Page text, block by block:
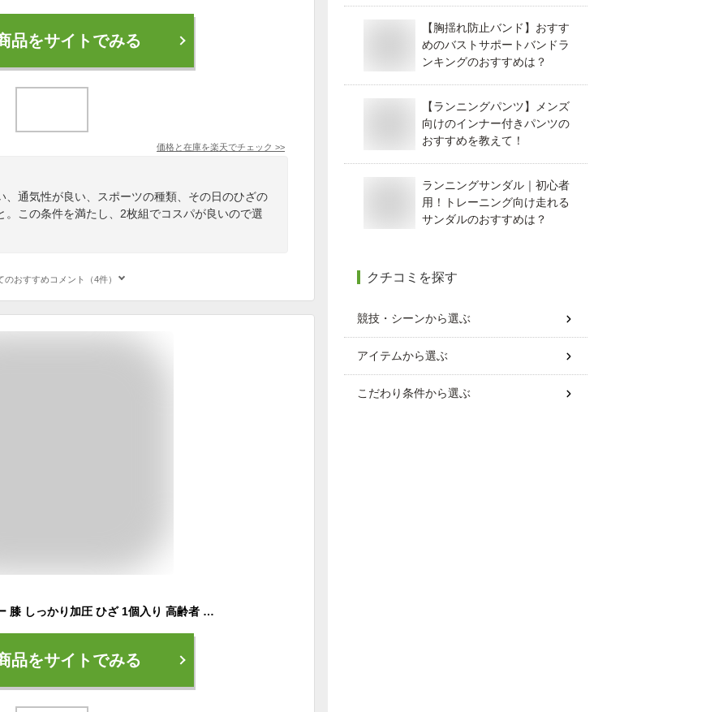
品をサイトでみる
価格と在庫を楽天でチェック >>
、通気性が良い、スポーツの種類、その日のひざの
。この条件を満たし、2枚組でコスパが良いので選
のおすすめコメント（4件）
バンテリン サポーター 膝 しっかり加圧 ひざ 1個入り 高齢者 女性用 男性用 登山 スポーツ M／L 大きいサイズ 膝サポーター バネ 薄手 膝あて 膝当て 左右兼用 おすすめ ブラック 予防 コーワ 医療用 でも使われる安心の 日本製 敬老の日
品をサイトでみる
【胸揺れ防止バンド】おすす
めのバストサポートバンドラ
ンキングのおすすめは？
【ランニングパンツ】メンズ
向けのインナー付きパンツの
おすすめを教えて！
ランニングサンダル｜初心者
用！トレーニング向け走れる
サンダルのおすすめは？
クチコミを探す
競技・シーンから選ぶ
アイテムから選ぶ
こだわり条件から選ぶ